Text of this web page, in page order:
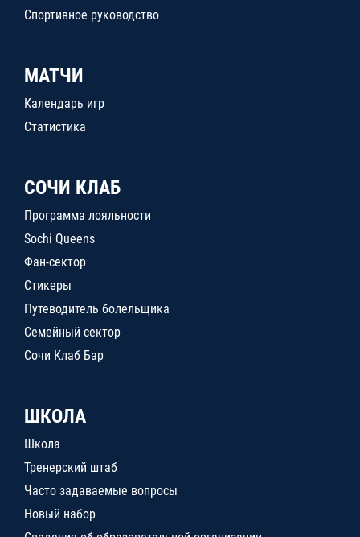
Спортивное руководство
МАТЧИ
Календарь игр
Статистика
СОЧИ КЛАБ
Программа лояльности
Sochi Queens
Фан-сектор
Стикеры
Путеводитель болельщика
Семейный сектор
Сочи Клаб Бар
ШКОЛА
Школа
Тренерский штаб
Часто задаваемые вопросы
Новый набор